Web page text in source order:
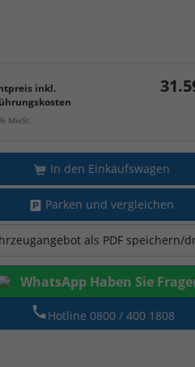
inkl.
MwSt.
In den Einkaufswagen
Parken und vergleichen
als PDF speichern/
WhatsApp Haben Sie
Hotline 0800 / 400 1808